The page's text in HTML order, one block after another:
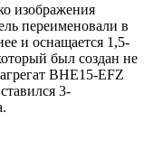
изображения
переименовали в
и оснащается 1,5-
был создан не
BHE15-EFZ
3-